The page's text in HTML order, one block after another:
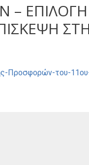
–
Προσφορών-του-